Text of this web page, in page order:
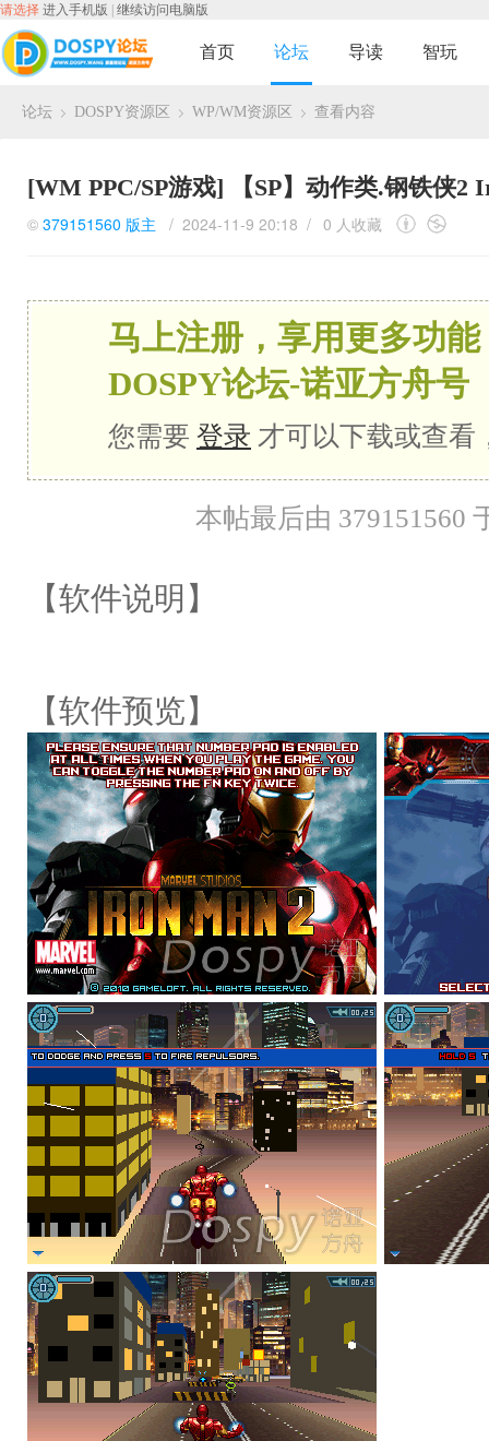
请选择 进入手机版 继续访问电脑版
首页 论坛 导读 智玩
论坛 DOSPY资源区 WP/WM资源区 查看内容
[WM PPC/SP游戏] 【SP】动作类.钢铁侠
© 379151560 版主 / 2024-11-9 20:18 / 0 人收藏
马上注册，享用更多功
DOSPY论坛-诺亚方舟号
您需要 登录 才可以下载或查看
本帖最后由 379151560
【软件说明】
【软件预览】